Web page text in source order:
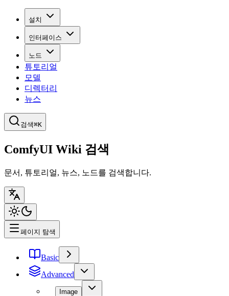
설치
인터페이스
노드
튜토리얼
모델
디렉터리
뉴스
검색⌘K
ComfyUI Wiki 검색
문서, 튜토리얼, 뉴스, 노드를 검색합니다.
페이지 탐색
Basic
Advanced
Image